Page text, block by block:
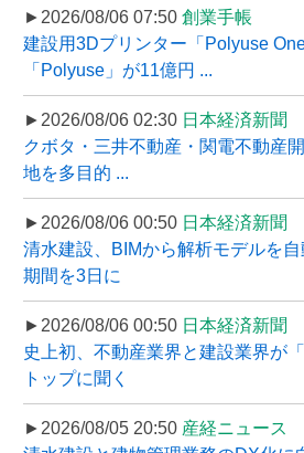
►2026/08/06 07:50 創業手帳
建設用3Dプリンター「Polyuse
「Polyuse」が11億円 ...
►2026/08/06 02:30 日本経済新聞
クボタ・三井不動産・関電不動産
地を多目的 ...
►2026/08/06 00:50 日本経済新聞
清水建設、BIMから解析モデルを
期間を3日に
►2026/08/06 00:50 日本経済新聞
史上初、不動産業界と建設業界が
トップに聞く
►2026/08/05 20:50 産経ニュース